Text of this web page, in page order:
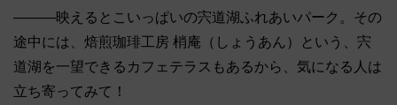
―――映えるとこいっぱいの宍道湖ふれあいパーク。その
途中には、焙煎珈琲工房 梢庵（しょうあん）という、宍
道湖を一望できるカフェテラスもあるから、気になる人は
立ち寄ってみて！